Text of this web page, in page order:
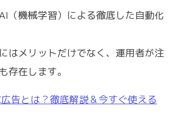
（機械学習）による徹底した自動化
はメリットだけでなく、運用者が注
存在します。
告とは？徹底解説＆今すぐ使える